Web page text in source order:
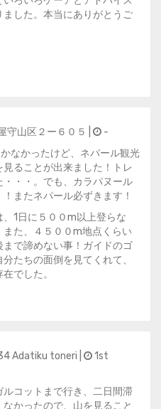
した。本当にありがとうご
守山区２ー６０５ |
-
なかったけど、ネパール観光
ることが出来ました！トレ
・・。でも、カラパヌール
またネパール必ずきます！
1日に５００m以上登らな
た、４５００m地点くらい
で諦めない事！ガイドのゴ
たちの面倒を見てくれて、
でした。
Adatiku toneri |
1st
コットまで行き、二日間滞
かったので、山を見ること